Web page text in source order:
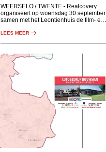
WEERSELO / TWENTE - Realcovery
organiseert op woensdag 30 september
samen met het Leontienhuis de film- en
iemand met een eetstoornis.
LEES MEER